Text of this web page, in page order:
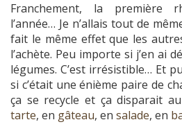
Franchement, la première
l’année… Je n’allais tout de
fait le même effet que les
l’achète. Peu importe si j’en ai
légumes. C’est irrésistible… Et
si c’était une énième paire de
ça se recycle et ça disparait
tarte, en gâteau, en salade, en